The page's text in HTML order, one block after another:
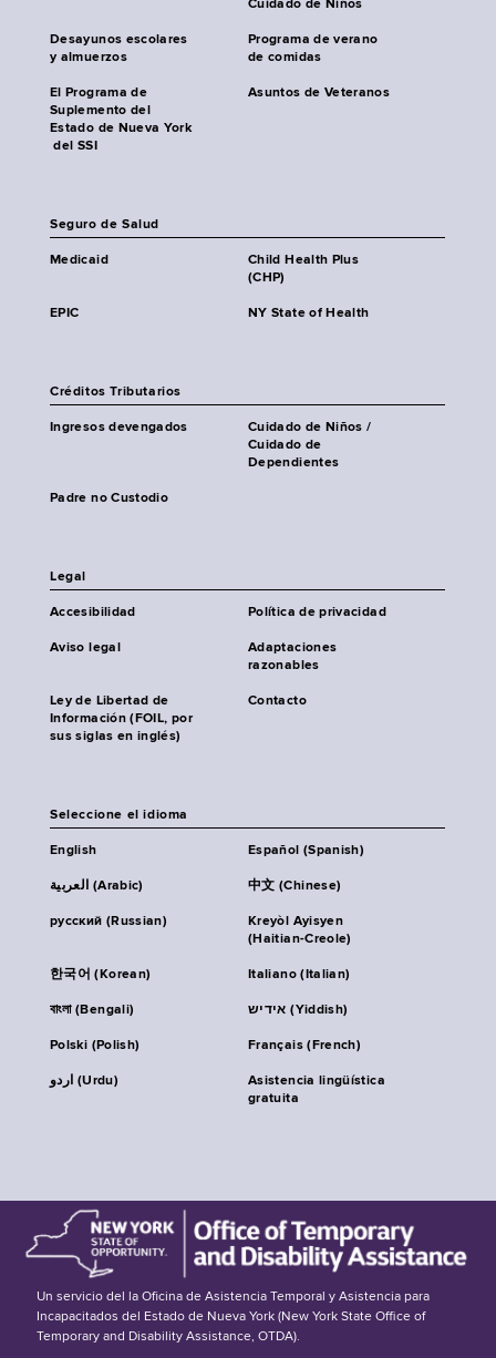
Cuidado de Niños
Desayunos escolares
y almuerzos
Programa de verano
de comidas
El Programa de
Suplemento del
Estado de Nueva York
del SSI
Asuntos de Veteranos
Seguro de Salud
Medicaid
Child Health Plus
(CHP)
EPIC NY State of Health
Créditos Tributarios
Ingresos devengados
Cuidado de Niños /
Cuidado de
Dependientes
Padre no Custodio
Legal
Accesibilidad Política de privacidad
Aviso legal
Adaptaciones
razonables
Ley de Libertad de
Información (FOIL, por
sus siglas en inglés)
Contacto
Seleccione el idioma
English Español (Spanish)
العربية (Arabic) 中文 (Chinese)
русский (Russian)
Kreyòl Ayisyen
(Haitian-Creole)
한국어 (Korean) Italiano (Italian)
বাংলা (Bengali) אידיש (Yiddish)
Polski (Polish) Français (French)
اردو (Urdu)
Asistencia lingüística
gratuita
Un servicio del la Oficina de Asistencia Temporal y Asistencia para
Incapacitados del Estado de Nueva York (New York State Office of
Temporary and Disability Assistance, OTDA).